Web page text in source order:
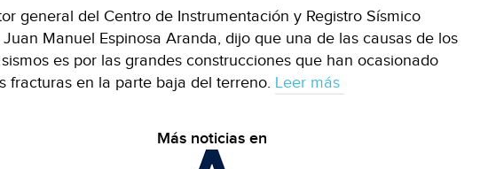
general del Centro de Instrumentación y Registro Sísmico
Juan Manuel Espinosa Aranda, dijo que una de las causas de los
sismos es por las grandes construcciones que han ocasionado
fracturas en la parte baja del terreno. Leer más
Más noticias en